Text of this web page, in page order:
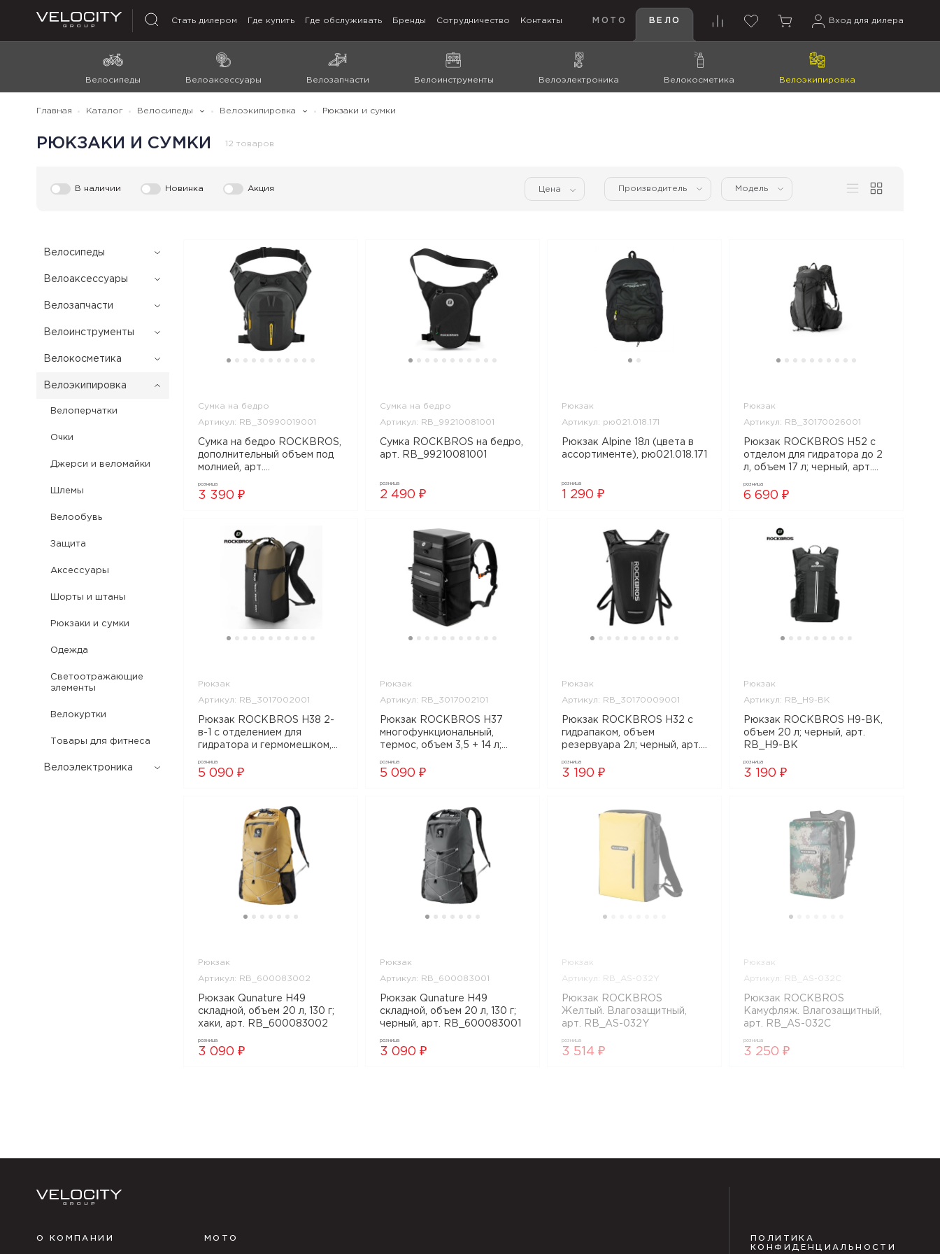
Стать дилером Где купить Где обслуживать Бренды Сотрудничество Контакты МОТО ВЕЛО Вход для дилера
Велосипеды Велоаксессуары Велозапчасти Велоинструменты Велоэлектроника Велокосметика Велоэкипировка
Главная Каталог Велосипеды Велоэкипировка Рюкзаки и сумки
РЮКЗАКИ И СУМКИ 12 товаров
В наличии Новинка Акция Цена Производитель Модель
Велоcипеды
Велоаксессуары
Велозапчасти
Велоинструменты
Велокосметика
Велоэкипировка
Велоперчатки
Очки
Джерси и веломайки
Шлемы
Велообувь
Защита
Аксессуары
Шорты и штаны
Рюкзаки и сумки
Одежда
Светоотражающие
элементы
Велокуртки
Товары для фитнеса
Велоэлектроника
Сумка на бедро
Артикул: RB_30990019001
Сумка на бедро ROCKBROS,
дополнительный объем под
молнией, арт.
розница
3 390 ₽
Сумка на бедро
Артикул: RB_99210081001
Сумка ROCKBROS на бедро,
арт. RB_99210081001
розница
2 490 ₽
Рюкзак
Артикул: рю021.018.171
Рюкзак Alpine 18л (цвета в
ассортименте), рю021.018.171
розница
1 290 ₽
Рюкзак
Артикул: RB_30170026001
Рюкзак ROCKBROS H52 с
отделом для гидратора до 2
л, объем 17 л; черный, арт.
розница
6 690 ₽
Рюкзак
Артикул: RB_3017002001
Рюкзак ROCKBROS H38 2-
в-1 с отделением для
гидратора и гермомешком,
коричневый, арт.
розница
5 090 ₽
Рюкзак
Артикул: RB_3017002101
Рюкзак ROCKBROS H37
многофункциональный,
термос, объем 3,5 + 14 л;
розница
5 090 ₽
Рюкзак
Артикул: RB_30170009001
Рюкзак ROCKBROS H32 с
гидрапаком, объем
резервуара 2л; черный, арт.
розница
3 190 ₽
Рюкзак
Артикул: RB_H9-BK
Рюкзак ROCKBROS H9-BK,
объем 20 л; черный, арт.
RB_H9-BK
розница
3 190 ₽
Рюкзак
Артикул: RB_600083002
Рюкзак Qunature H49
складной, объем 20 л, 130 г;
хаки, арт. RB_600083002
розница
3 090 ₽
Рюкзак
Артикул: RB_600083001
Рюкзак Qunature H49
складной, объем 20 л, 130 г;
черный, арт. RB_600083001
розница
3 090 ₽
Рюкзак
Артикул: RB_AS-032Y
Рюкзак ROCKBROS
Желтый. Влагозащитный,
арт. RB_AS-032Y
розница
3 514 ₽
Рюкзак
Артикул: RB_AS-032C
Рюкзак ROCKBROS
Камуфляж. Влагозащитный,
арт. RB_AS-032C
розница
3 250 ₽
О КОМПАНИИ МОТО
ПОЛИТИКА
КОНФИДЕНЦИАЛЬНОСТИ